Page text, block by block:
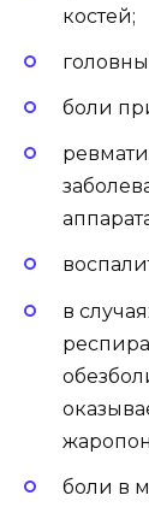
костей;
боли
в
боли в